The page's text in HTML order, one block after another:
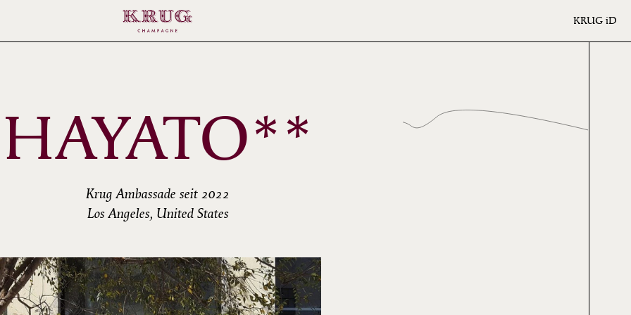
KRUG iD
HAYATO**
Krug Ambassade seit 2022
Los Angeles, United States